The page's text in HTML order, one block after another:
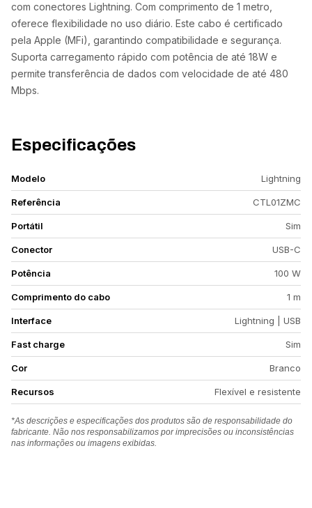
com conectores Lightning. Com comprimento de 1 metro,
oferece flexibilidade no uso diário. Este cabo é certificado
pela Apple (MFi), garantindo compatibilidade e segurança.
Suporta carregamento rápido com potência de até 18W e
permite transferência de dados com velocidade de até 480
Mbps.
Especificações
Modelo Lightning
Referência CTL01ZMC
Portátil Sim
Conector USB-C
Potência 100 W
Comprimento do cabo 1 m
Interface Lightning | USB
Fast charge Sim
Cor Branco
Recursos Flexível e resistente
*As descrições e especificações dos produtos são de responsabilidade do
fabricante. Não nos responsabilizamos por imprecisões ou inconsistências
nas informações ou imagens exibidas.